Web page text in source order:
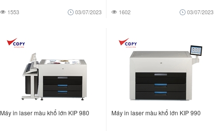
1553 03/07/2023 1602 03/07/2023
Máy in laser màu khổ lớn KIP 980 Máy in laser màu khổ lớn KIP 990